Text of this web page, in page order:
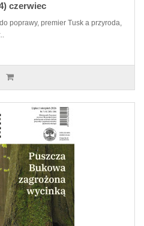
czerwiec
poprawy, premier Tusk a przyroda,